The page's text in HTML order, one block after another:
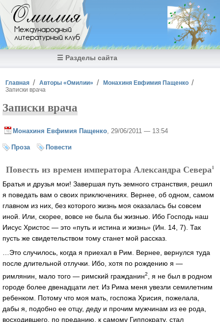
Перейти к основному содержанию
Омилия
Международный
литературный клуб
☰ Разделы сайта
Вы здесь
Главная Авторы «Омилии»
Монахиня Евфимия Пащенко
Записки врача
Записки врача
Монахиня Евфимия Пащенко , 29/06/2011 — 13:54
Проза Повести
Повесть из времен императора Александра Севера1
Братья и друзья мои! Завершая путь земного странствия, решил
я поведать вам о своих приключениях. Вернее, об одном, самом
главном из них, без которого жизнь моя оказалась бы совсем
иной. Или, скорее, вовсе не была бы жизнью. Ибо Господь наш
Иисус Христос — это «путь и истина и жизнь» (Ин. 14, 7). Так
пусть же свидетельством тому станет мой рассказ.
…Это случилось, когда я приехал в Рим. Вернее, вернулся туда
после длительной отлучки. Ибо, хотя по рождению я —
римлянин, мало того — римский гражданин2
, я не был в родном
городе более двенадцати лет. Из Рима меня увезли семилетним
ребенком. Потому что моя мать, госпожа Хрисия, пожелала,
дабы я, подобно ее отцу, деду и прочим мужчинам из ее рода,
восходившего, по преданию, к самому Гиппократу, стал